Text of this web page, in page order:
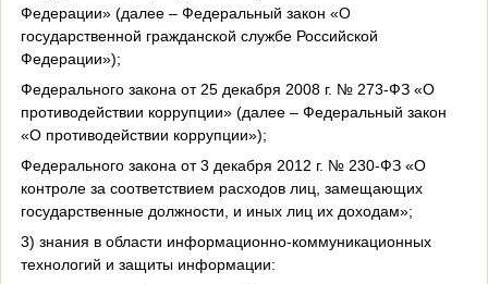
Федерации» (далее – Федеральный закон «О
государственной гражданской службе Российской
Федерации»);
Федерального закона от 25 декабря 2008 г. № 273-ФЗ «О
противодействии коррупции» (далее – Федеральный закон
«О противодействии коррупции»);
Федерального закона от 3 декабря 2012 г. № 230-ФЗ «О
контроле за соответствием расходов лиц, замещающих
государственные должности, и иных лиц их доходам»;
3) знания в области информационно-коммуникационных
технологий и защиты информации: